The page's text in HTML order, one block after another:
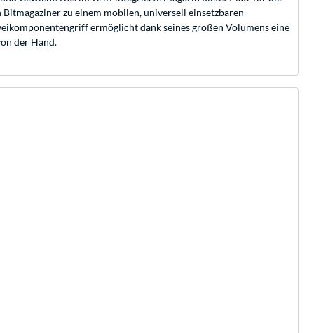
zu einem mobilen, universell einsetzbaren
ermöglicht dank seines großen Volumens eine
der Hand.